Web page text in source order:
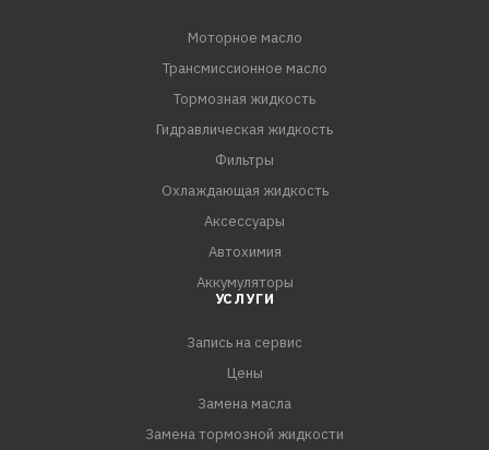
Моторное масло
Трансмиссионное масло
Тормозная жидкость
Гидравлическая жидкость
Фильтры
Охлаждающая жидкость
Аксессуары
Автохимия
Аккумуляторы
УСЛУГИ
Запись на сервис
Цены
Замена масла
Замена тормозной жидкости